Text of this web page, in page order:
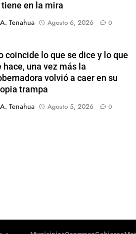
tiene en la mira
A. Tenahua
Agosto 6, 2026 0
coincide lo que se dice y lo que
hace, una vez más la
volvió a caer en su
trampa
A. Tenahua
Agosto 5, 2026 0